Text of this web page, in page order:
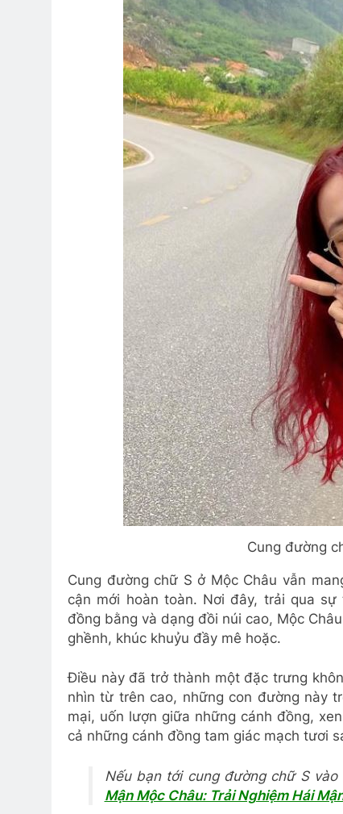
Cung đường
Cung đường chữ S ở Mộc Châu vẫn
cận mới hoàn toàn. Nơi đây, trải qua
đồng bằng và dạng đồi núi cao, Mộc
ghềnh, khúc khuỷu đầy mê hoặc.
Điều này đã trở thành một đặc trưng
nhìn từ trên cao, những con đường này
mại, uốn lượn giữa những cánh đồng,
cả những cánh đồng tam giác mạch tươi
Nếu bạn tới cung đường chữ S
Mận Mộc Châu: Trải Nghiệm Hái